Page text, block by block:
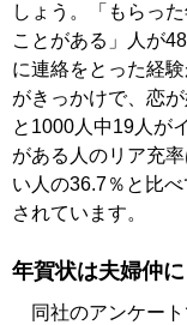
しょう。「もらっ
ことがある」人が
に連絡をとった経
がきっかけで、恋
と1000人中19人が
がある人のリア充
い人の36.7％と比
されています。
年賀状は夫婦仲
同社のアンケート